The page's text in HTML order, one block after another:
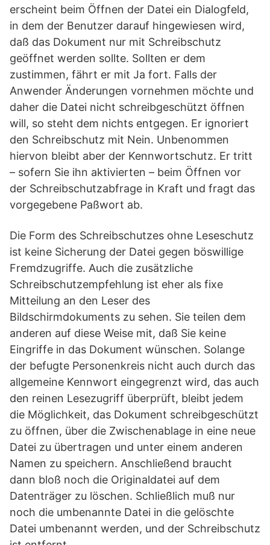
erscheint beim Öffnen der Datei ein Dialogfeld,
in dem der Benutzer darauf hingewiesen wird,
daß das Dokument nur mit Schreibschutz
geöffnet werden sollte. Sollten er dem
zustimmen, fährt er mit Ja fort. Falls der
Anwender Änderungen vornehmen möchte und
daher die Datei nicht schreibgeschützt öffnen
will, so steht dem nichts entgegen. Er ignoriert
den Schreibschutz mit Nein. Unbenommen
hiervon bleibt aber der Kennwortschutz. Er tritt
– sofern Sie ihn aktivierten – beim Öffnen vor
der Schreibschutzabfrage in Kraft und fragt das
vorgegebene Paßwort ab.
Die Form des Schreibschutzes ohne Leseschutz
ist keine Sicherung der Datei gegen böswillige
Fremdzugriffe. Auch die zusätzliche
Schreibschutzempfehlung ist eher als fixe
Mitteilung an den Leser des
Bildschirmdokuments zu sehen. Sie teilen dem
anderen auf diese Weise mit, daß Sie keine
Eingriffe in das Dokument wünschen. Solange
der befugte Personenkreis nicht auch durch das
allgemeine Kennwort eingegrenzt wird, das auch
den reinen Lesezugriff überprüft, bleibt jedem
die Möglichkeit, das Dokument schreibgeschützt
zu öffnen, über die Zwischenablage in eine neue
Datei zu übertragen und unter einem anderen
Namen zu speichern. Anschließend braucht
dann bloß noch die Originaldatei auf dem
Datenträger zu löschen. Schließlich muß nur
noch die umbenannte Datei in die gelöschte
Datei umbenannt werden, und der Schreibschutz